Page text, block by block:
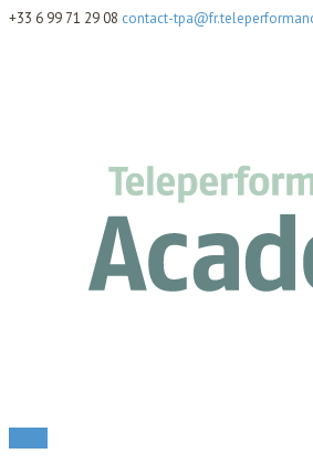
+33 6 99 71 29 08 contact-